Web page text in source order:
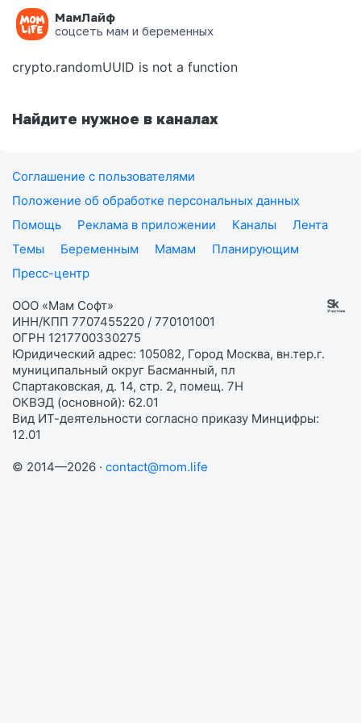
МамЛайф
соцсеть мам и беременных
Ошибка на странице
crypto.randomUUID is not a function
Найдите нужное в каналах
Соглашение с пользователями
Положение об обработке персональных данных
Помощь
Реклама в приложении Каналы
Лента
Темы
Беременным Мамам
Планирующим
Пресс-центр
ООО «Мам Софт»
ИНН/КПП 7707455220 / 770101001
ОГРН 1217700330275
Юридический адрес: 105082, Город Москва, вн.тер.г.
муниципальный округ Басманный, пл
Спартаковская, д. 14, стр. 2, помещ. 7Н
ОКВЭД (основной): 62.01
Вид ИТ-деятельности согласно приказу Минцифры:
12.01
© 2014—2026 · contact@mom.life